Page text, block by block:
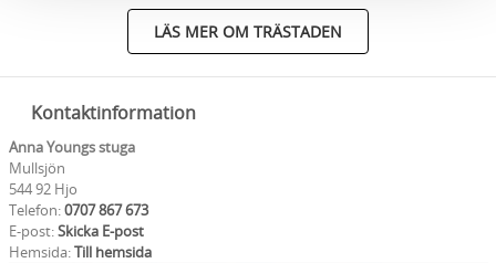
LÄS MER OM TRÄSTADEN
Kontaktinformation
Anna Youngs stuga
Mullsjön
544 92 Hjo
Telefon:0707 867 673
E-post:Skicka E-post
Hemsida:Till hemsida